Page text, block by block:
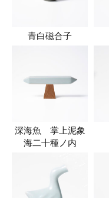
青白磁合子
深海魚 掌上泥象
海二十種ノ内